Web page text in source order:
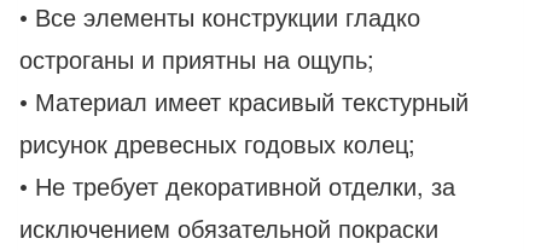
• Все элементы конструкции гладко
остроганы и приятны на ощупь;
• Материал имеет красивый текстурный
рисунок древесных годовых колец;
• Не требует декоративной отделки, за
исключением обязательной покраски